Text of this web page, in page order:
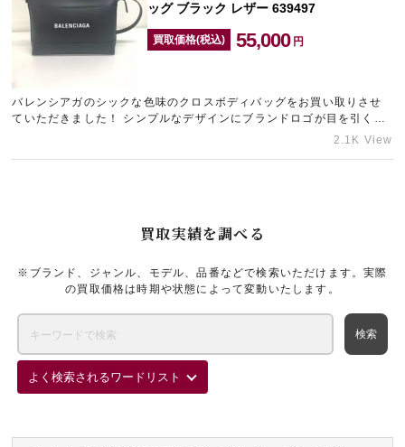
買取実績を調べる
※ブランド、ジャンル、モデル、品番などで検索いただけます。実際
の買取価格は時期や状態によって変動いたします。
よく検索されるワードリスト
ッグ ブラック レザー 639497
買取価格(税込) 55,000 円
バレンシアガのシックな色味のクロスボディバッグをお買い取りさせ
ていただきました！ シンプルなデザインにブランドロゴが目を引く、
人気の高いアイテムです。 今回お送りいただいたお品物は、未使用…
2.1K View